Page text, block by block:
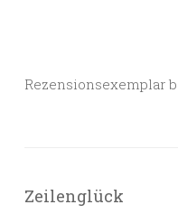
Rezensionsexemplar
Zeilenglück